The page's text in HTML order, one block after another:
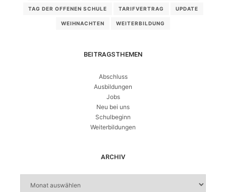
TAG DER OFFENEN SCHULE TARIFVERTRAG UPDATE
WEIHNACHTEN WEITERBILDUNG
BEITRAGSTHEMEN
Abschluss
Ausbildungen
Jobs
Neu bei uns
Schulbeginn
Weiterbildungen
ARCHIV